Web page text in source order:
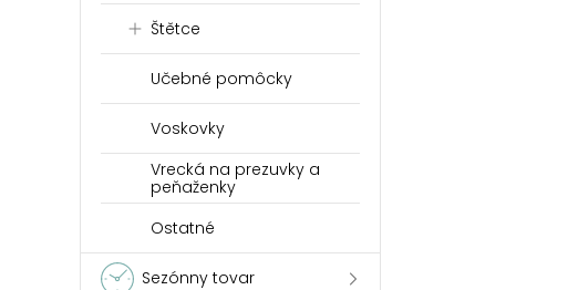
Štětce
Učebné pomôcky
Voskovky
Vrecká na prezuvky a
peňaženky
Ostatné
Sezónny tovar